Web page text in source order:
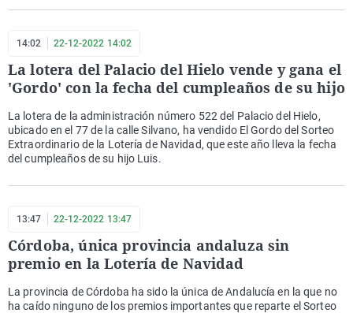
14:02 22-12-2022 14:02
La lotera del Palacio del Hielo vende y gana el
'Gordo' con la fecha del cumpleaños de su hijo
La lotera de la administración número 522 del Palacio del Hielo,
ubicado en el 77 de la calle Silvano, ha vendido El Gordo del Sorteo
Extraordinario de la Lotería de Navidad, que este año lleva la fecha
del cumpleaños de su hijo Luis.
13:47 22-12-2022 13:47
Córdoba, única provincia andaluza sin
premio en la Lotería de Navidad
La provincia de Córdoba ha sido la única de Andalucía en la que no
ha caído ninguno de los premios importantes que reparte el Sorteo